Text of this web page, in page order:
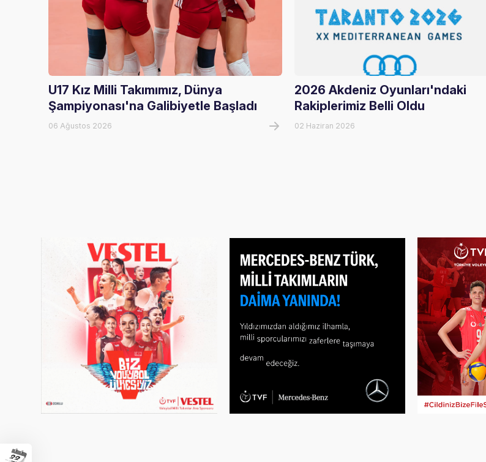
U17 Kız Milli Takımımız, Dünya
Şampiyonası'na Galibiyetle Başladı
06 Ağustos 2026
2026 Akdeniz Oyunları'ndaki
Rakiplerimiz Belli Oldu
02 Haziran 2026